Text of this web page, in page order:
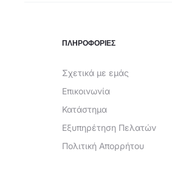
ΠΛΗΡΟΦΟΡΙΕΣ
Σχετικά με εμάς
Επικοινωνία
Κατάστημα
Εξυπηρέτηση Πελατών
Πολιτική Απορρήτου